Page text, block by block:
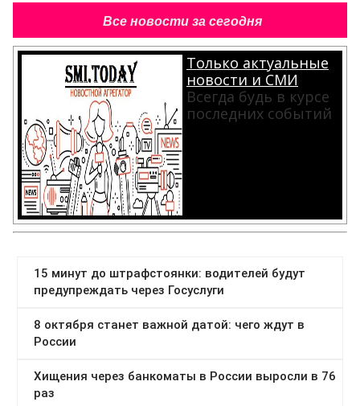
Все новости за сегодня
Только актуальные
новости и СМИ
Всегда будь в курсе
последних событий